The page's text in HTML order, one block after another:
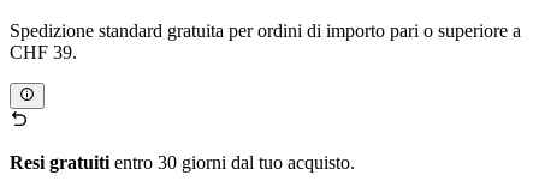
Spedizione standard gratuita per ordini di importo pari o superiore a
CHF 39.
Resi gratuiti entro 30 giorni dal tuo acquisto.